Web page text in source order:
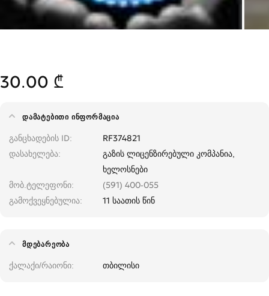
30.00 ₾
ᲓᲐᲛᲐᲢᲔᲑᲘᲗᲘ ᲘᲜᲤᲝᲠᲛᲐᲪᲘᲐ
განცხადების ID
RF374821
დასახელება
გაზის ლიცენზირებული კომპანია,
ხელოსნები
მობ.ტელეფონი
(591) 400-055
გამოქვეყნებულია
11 საათის წინ
ᲛᲓᲔᲑᲐᲠᲔᲝᲑᲐ
ქალაქი/რაიონი თბილისი